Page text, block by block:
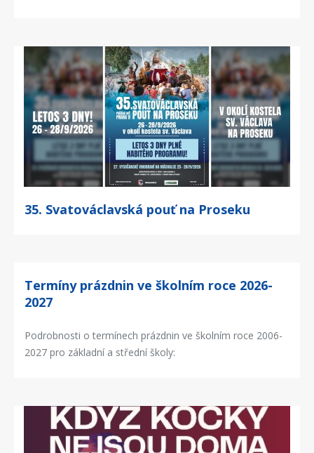
35. Svatováclavská pouť na Proseku
Termíny prázdnin ve školním roce 2026-
2027
Podrobnosti o termínech prázdnin ve školním roce 2006-
2027 pro základní a střední školy: